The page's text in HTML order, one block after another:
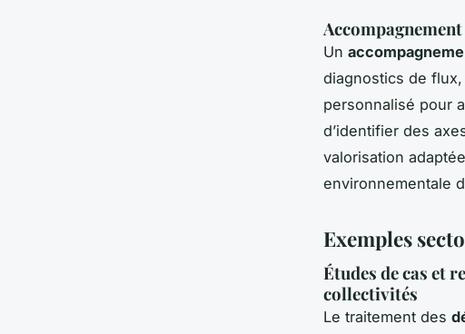
Un
diagnostics de
personnalisé pour
d’identifier des
valorisation
environnementale
Exemples
Études de cas et
collectivités
Le traitement des